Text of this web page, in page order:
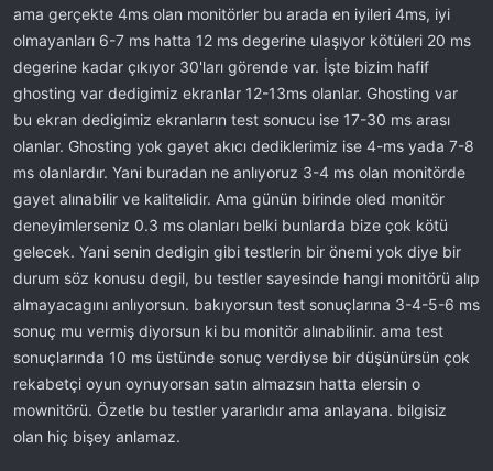
ama gerçekte 4ms olan monitörler bu arada en iyileri 4ms, iyi
olmayanları 6-7 ms hatta 12 ms degerine ulaşıyor kötüleri 20 ms
degerine kadar çıkıyor 30'ları görende var. İşte bizim hafif
ghosting var dedigimiz ekranlar 12-13ms olanlar. Ghosting var
bu ekran dedigimiz ekranların test sonucu ise 17-30 ms arası
olanlar. Ghosting yok gayet akıcı dediklerimiz ise 4-ms yada 7-8
ms olanlardır. Yani buradan ne anlıyoruz 3-4 ms olan monitörde
gayet alınabilir ve kalitelidir. Ama günün birinde oled monitör
deneyimlerseniz 0.3 ms olanları belki bunlarda bize çok kötü
gelecek. Yani senin dedigin gibi testlerin bir önemi yok diye bir
durum söz konusu degil, bu testler sayesinde hangi monitörü alıp
almayacagını anlıyorsun. bakıyorsun test sonuçlarına 3-4-5-6 ms
sonuç mu vermiş diyorsun ki bu monitör alınabilinir. ama test
sonuçlarında 10 ms üstünde sonuç verdiyse bir düşünürsün çok
rekabetçi oyun oynuyorsan satın almazsın hatta elersin o
mownitörü. Özetle bu testler yararlıdır ama anlayana. bilgisiz
olan hiç bişey anlamaz.